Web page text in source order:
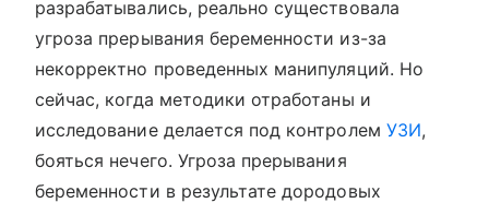
разрабатывались, реально существовала
угроза прерывания беременности из-за
некорректно проведенных манипуляций. Но
сейчас, когда методики отработаны и
исследование делается под контролем УЗИ,
бояться нечего. Угроза прерывания
беременности в результате дородовых